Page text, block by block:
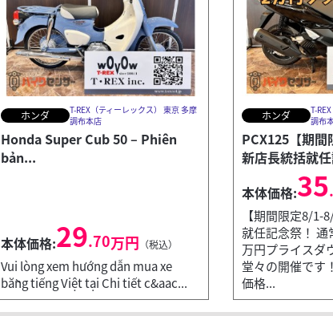
ホンダ
T-REX（ティーレックス） 東京 多摩
調布本店
Honda Super Cub 50 – Phiên
bản...
本体価格:29.70万円 （税込）
Vui lòng xem hướng dẫn mua xe
bằng tiếng Việt tại Chi tiết c&aac...
ホンダ
T-
調布
PCX125【期間
新店長統括就
本体価格:35
【期間限定8/1-
就任記念祭！
万円プライスダ
堂々の開催です
価格...